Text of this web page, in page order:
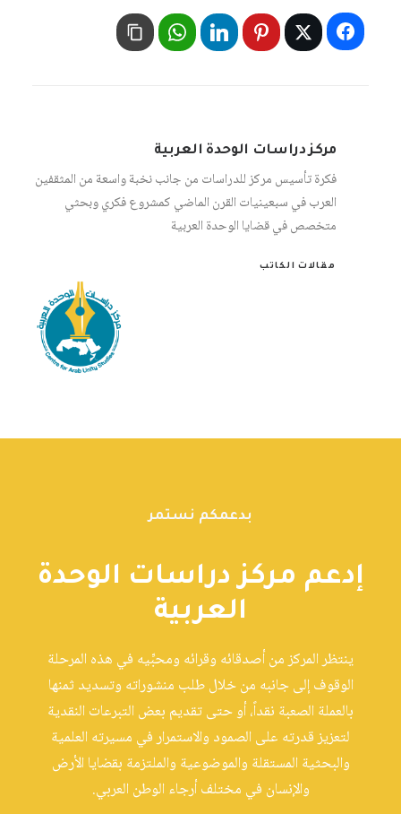
مركز دراسات الوحدة العربية
فكرة تأسيس مركز للدراسات من جانب نخبة واسعة من المثقفين
العرب في سبعينيات القرن الماضي كمشروع فكري وبحثي
متخصص في قضايا الوحدة العربية
مقالات الكاتب
بدعمكم نستمر
إدعم مركز دراسات الوحدة
العربية
ينتظر المركز من أصدقائه وقرائه ومحبِّيه في هذه المرحلة
الوقوف إلى جانبه من خلال طلب منشوراته وتسديد ثمنها
بالعملة الصعبة نقداً، أو حتى تقديم بعض التبرعات النقدية
لتعزيز قدرته على الصمود والاستمرار في مسيرته العلمية
والبحثية المستقلة والموضوعية والملتزمة بقضايا الأرض
والإنسان في مختلف أرجاء الوطن العربي.